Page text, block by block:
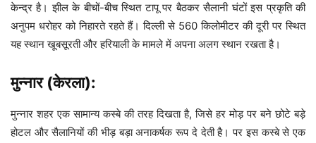
केन्द्र है। झील के बीचों-बीच स्थित टापू पर बैठकर सैलानी घंटों इस प्रकृति की
अनुपम धरोहर को निहारते रहते हैं। दिल्ली से 560 किलोमीटर की दूरी पर स्थित
यह स्थान खूबसूरती और हरियाली के मामले में अपना अलग स्थान रखता है।
मुन्नार (केरला):
मुन्नार शहर एक सामान्य कस्बे की तरह दिखता है, जिसे हर मोड़ पर बने छोटे बड़े
होटल और सैलानियों की भीड़ बड़ा अनाकर्षक रूप दे देती है। पर इस कस्बे से एक